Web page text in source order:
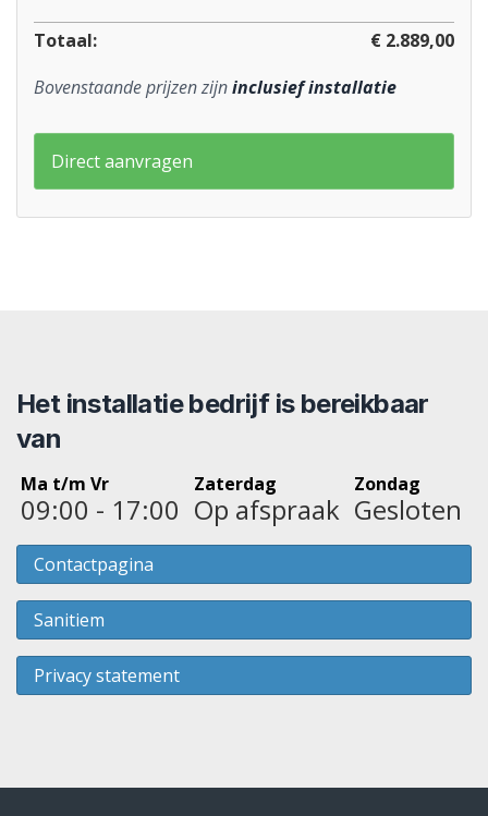
Totaal:
€ 2.889,00
Bovenstaande prijzen zijninclusief installatie
Direct aanvragen
Het installatie bedrijf is bereikbaar
van
Ma t/m Vr
09:00 - 17:00
Zaterdag
Op afspraak
Zondag
Gesloten
Contactpagina
Sanitiem
Privacy statement